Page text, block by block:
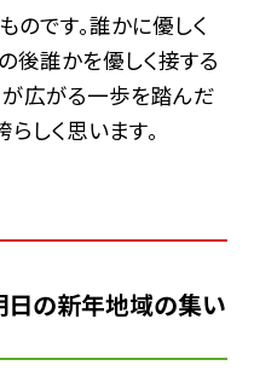
のです。誰かに優しく
後誰かを優しく接する
が広がる一歩を踏んだ
しく思います。
日の新年地域の集い